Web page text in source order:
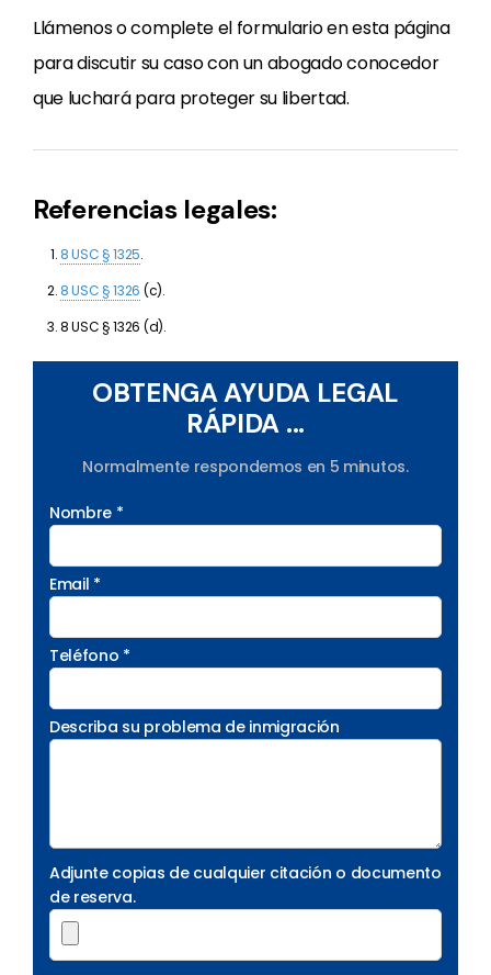
Llámenos o complete el formulario en esta página
para discutir su caso con un abogado conocedor
que luchará para proteger su libertad.
Referencias legales:
8 USC § 1325.
8 USC § 1326 (c).
8 USC § 1326 (d).
OBTENGA AYUDA LEGAL
RÁPIDA ...
Normalmente respondemos en 5 minutos.
Nombre *
Email *
Teléfono *
Describa su problema de inmigración
Adjunte copias de cualquier citación o documento
de reserva.